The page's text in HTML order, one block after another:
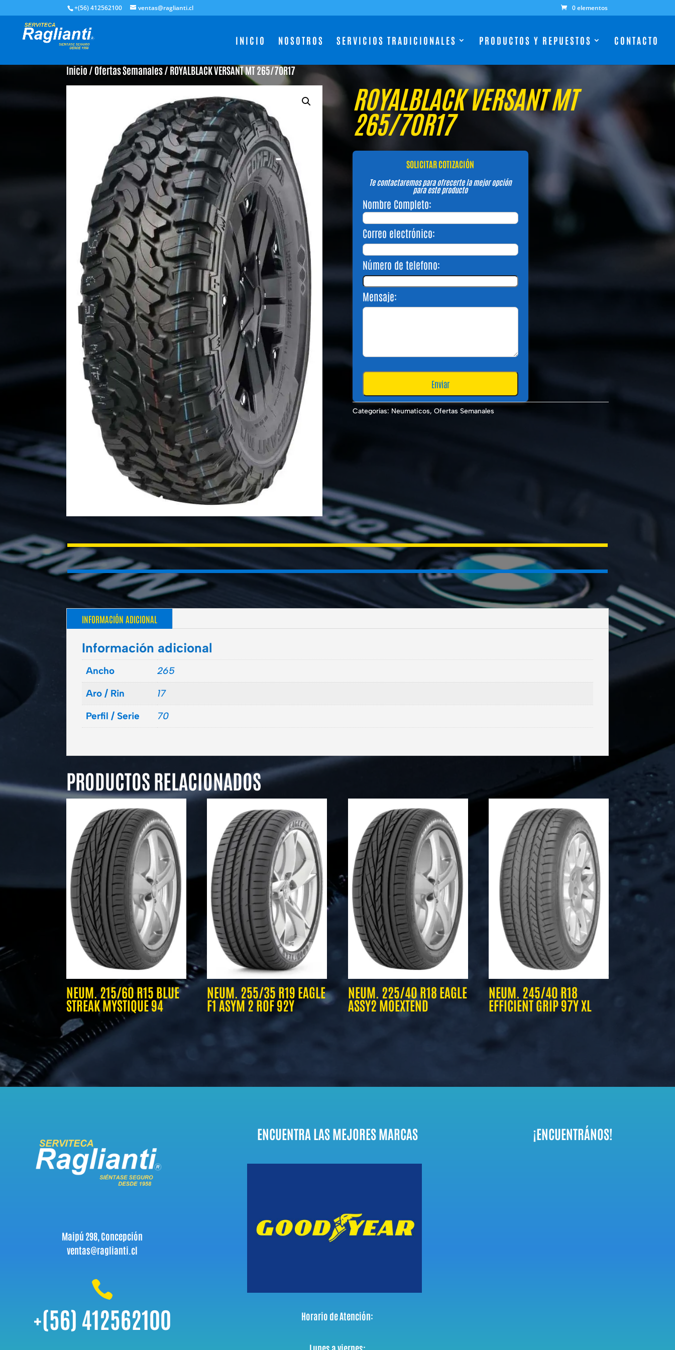
+(56) 412562100 ventas@raglianti.cl 0 elementos
INICIO NOSOTROS SERVICIOS TRADICIONALES PRODUCTOS Y REPUESTOS CONTACTO
Inicio / Ofertas Semanales/ ROYALBLACK VERSANT MT 265/70R17
ROYALBLACK VERSANT MT
265/70R17
SOLICITAR COTIZACIÓN
Te contactaremos para ofrecerte la mejor opción
para este producto
Nombre Completo:
Correo electrónico:
Número de telefono:
Mensaje:
Categorías: Neumaticos, Ofertas Semanales
INFORMACIÓN ADICIONAL
Información adicional
Ancho
265
Aro / Rin
17
Perfil / Serie
70
PRODUCTOS RELACIONADOS
NEUM. 215/60 R15 BLUE
STREAK MYSTIQUE 94
NEUM. 255/35 R19 EAGLE
F1 ASYM 2 ROF 92Y
NEUM. 225/40 R18 EAGLE
ASSY2 MOEXTEND
NEUM. 245/40 R18
EFFICIENT GRIP 97Y XL
Maipú 298, Concepción
ventas@raglianti.cl

+(56) 412562100
ENCUENTRA LAS MEJORES MARCAS
Horario de Atención:
¡ENCUENTRÁNOS!